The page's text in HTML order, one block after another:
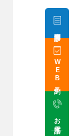
WEB予約
お電話